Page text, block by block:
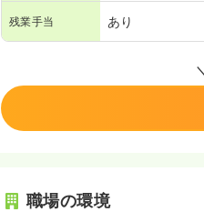
残業手当 あり
職場の環境